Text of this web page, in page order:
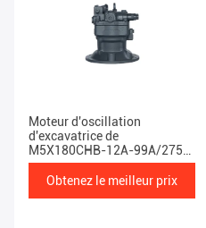
Moteur d'oscillation
d'excavatrice de
M5X180CHB-12A-99A/275-
169 pour SUMITMO SH240-5
Obtenez le meilleur prix